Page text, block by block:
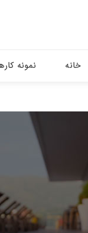
خانه نمونه